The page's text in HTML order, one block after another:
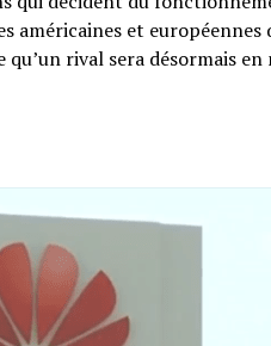
américaines et
rival sera désormais en